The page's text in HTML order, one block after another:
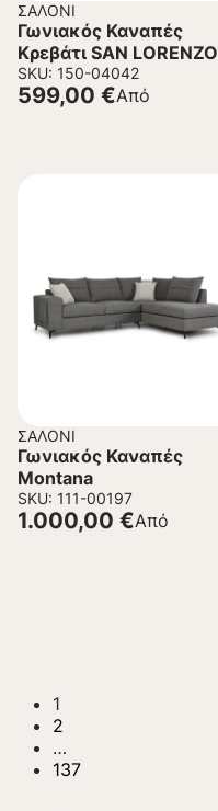
ΣΑΛΌΝΙ
Γωνιακός Καναπές
Κρεβάτι SAN LORENZO
SKU: 150-04042
Από
599,00 €
ΣΑΛΌΝΙ
Γωνιακός Καναπές
Montana
SKU: 111-00197
Από
1.000,00 €
1
2
…
137